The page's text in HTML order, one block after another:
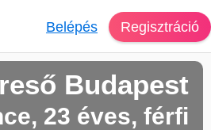
Belépés Regisztráció
Budapest
23 éves, férfi